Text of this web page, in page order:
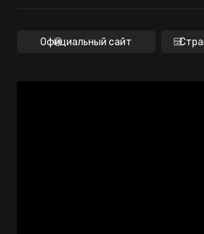
Официальный сайт